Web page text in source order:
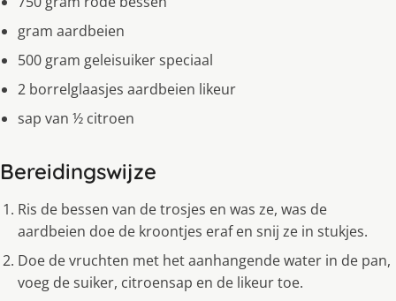
gram aardbeien
500 gram geleisuiker speciaal
2 borrelglaasjes aardbeien likeur
sap van ½ citroen
Bereidingswijze
Ris de bessen van de trosjes en was ze, was de
aardbeien doe de kroontjes eraf en snij ze in stukjes.
Doe de vruchten met het aanhangende water in de pan,
voeg de suiker, citroensap en de likeur toe.